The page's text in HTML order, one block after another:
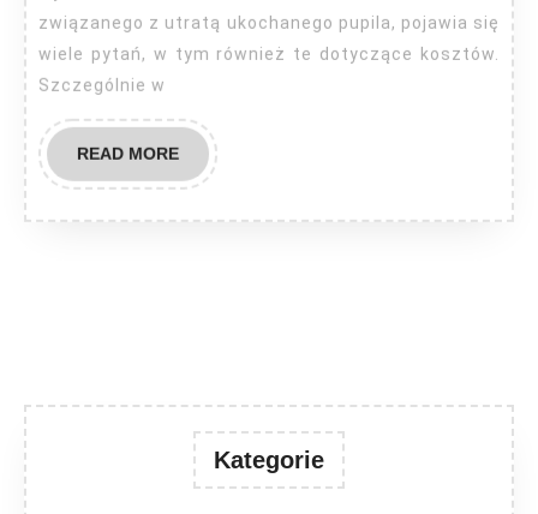
związanego z utratą ukochanego pupila, pojawia się
wiele pytań, w tym również te dotyczące kosztów.
Szczególnie w
READ MOREREAD
MORE
Kategorie